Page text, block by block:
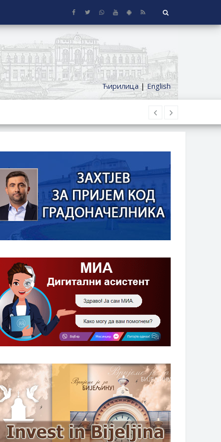
Ћирилица|English
SA OKUĆNICOM NA TERITORIJI
DODATAK ZA DEMOBILISANE BORCE